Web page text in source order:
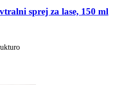
sprej za lase, 150 ml